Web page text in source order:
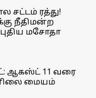
சட்டம் ரத்து!
நீதிமன்ற
மசோதா
ஆகஸ்ட் 11 வரை
மையம்